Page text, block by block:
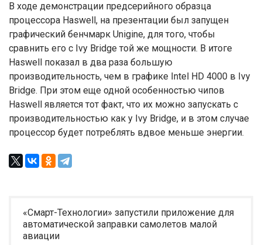
В ходе демонстрации предсерийного образца
процессора Haswell, на презентации был запущен
графический бенчмарк Unigine, для того, чтобы
сравнить его с Ivy Bridge той же мощности. В итоге
Haswell показал в два раза большую
производительность, чем в графике Intel HD 4000 в Ivy
Bridge. При этом еще одной особенностью чипов
Haswell является тот факт, что их можно запускать с
производительностью как у Ivy Bridge, и в этом случае
процессор будет потреблять вдвое меньше энергии.
«Смарт-Технологии» запустили приложение для
автоматической заправки самолетов малой
авиации